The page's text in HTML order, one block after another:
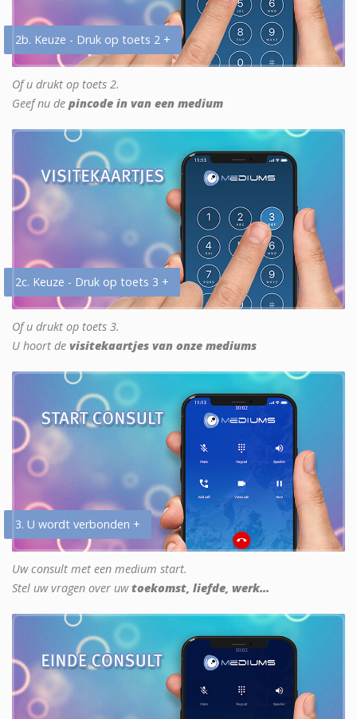
2b. Keuze - Druk op toets 2 +
Of u drukt op toets 2.
Geef nu de pincode in van een medium
2c. Keuze - Druk op toets 3 +
Of u drukt op toets 3.
U hoort de visitekaartjes van onze mediums
3. U wordt verbonden +
Uw consult met een medium start.
Stel uw vragen over uwtoekomst, liefde, werk...